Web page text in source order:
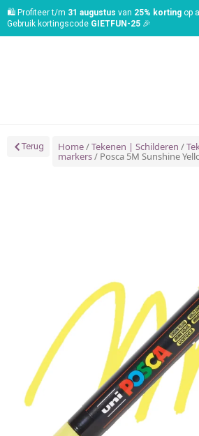
🛍️ Profiteer t/m 31 augustus van 25% korting op
Gebruik kortingscode GIETFUN-25 🎉
Terug Home/Tekenen | Schilderen /
markers/ Posca 5M Sunshine